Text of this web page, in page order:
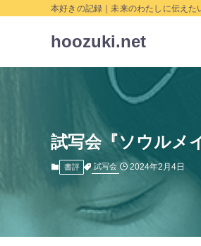
本好きの記録｜未来のわたしに伝え
hoozuki.net
試写会『ソウルメ
書評 試写会 2024年2月4日